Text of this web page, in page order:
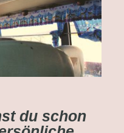
du schon